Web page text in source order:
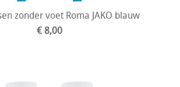
zonder voet Roma JAKO blauw
€ 8,00